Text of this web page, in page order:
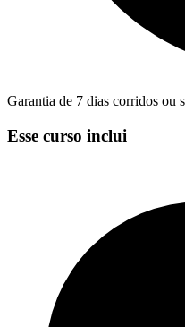
Garantia de 7 dias corridos ou
Esse curso inclui